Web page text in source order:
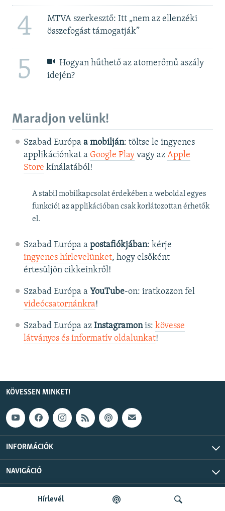
Hírlevél
4
MTVA szerkesztő: Itt „nem az ellenzéki
összefogást támogatják”
5
Hogyan hűthető az atomerőmű aszály
idején?
Maradjon velünk!
Szabad Európa a mobilján: töltse le ingyenes
applikációnkat a Google Playvagy az Apple
Store kínálatából!
A stabil mobilkapcsolat érdekében a weboldal egyes
funkciói az applikációban csak korlátozottan érhetők
el.
Szabad Európa a postafiókjában: kérje
ingyenes hírlevelünket, hogy elsőként
értesüljön cikkeinkről!
Szabad Európa a YouTube-on: iratkozzon fel
videócsatornánkra!
Szabad Európa az Instagramonis: kövesse
látványos és informatív oldalunkat! ​
KÖVESSEN MINKET!
INFORMÁCIÓK
NAVIGÁCIÓ
Szabad Európa © 2026 RFE/RL, Inc. Minden jog fenntartva.